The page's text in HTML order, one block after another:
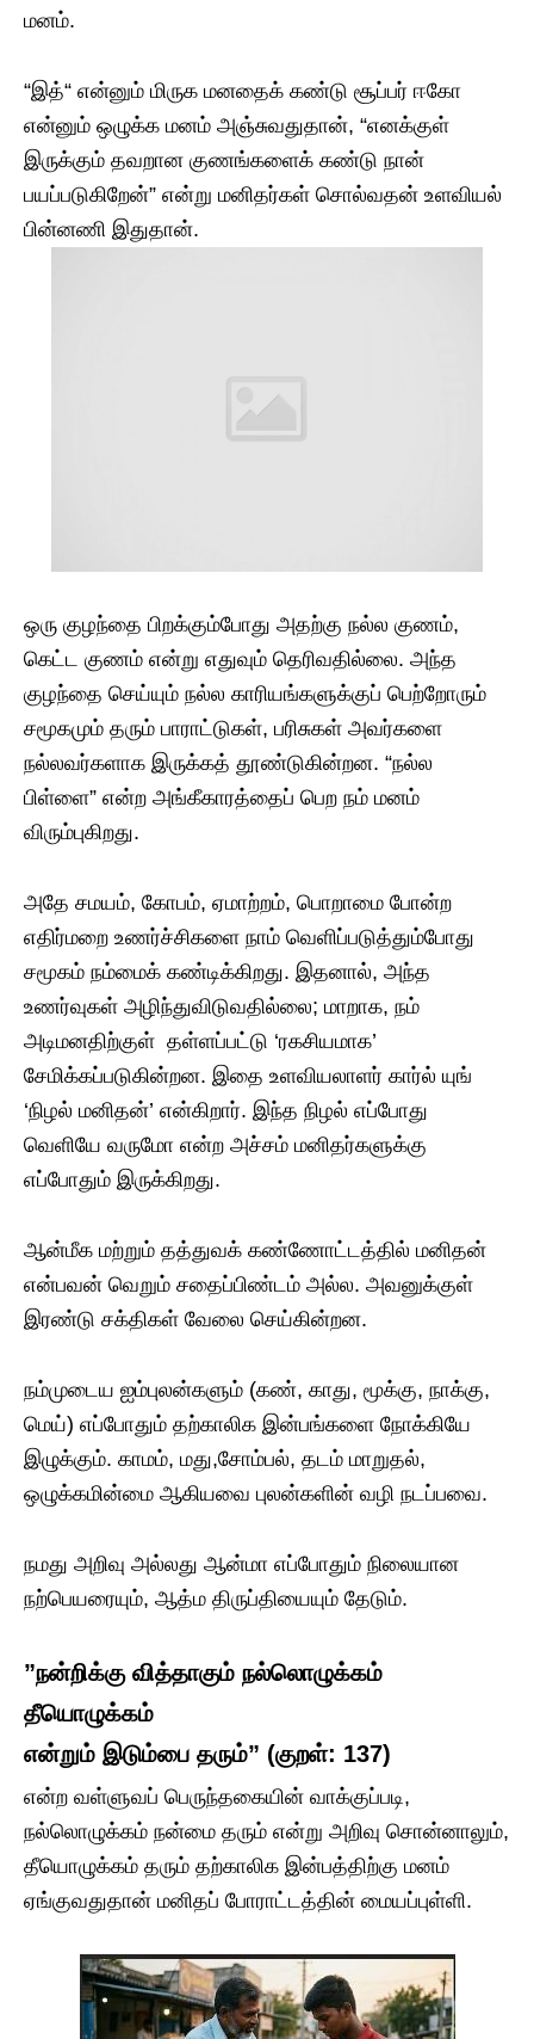
மனம்.
​“இத்“ என்னும் மிருக மனதைக் கண்டு சூப்பர் ஈகோ
என்னும் ஒழுக்க மனம் அஞ்சுவதுதான், “எனக்குள்
இருக்கும் தவறான குணங்களைக் கண்டு நான்
பயப்படுகிறேன்” என்று மனிதர்கள் சொல்வதன் உளவியல்
பின்னணி இதுதான்.
​ஒரு குழந்தை பிறக்கும்போது அதற்கு நல்ல குணம்,
கெட்ட குணம் என்று எதுவும் தெரிவதில்லை. அந்த
குழந்தை செய்யும் நல்ல காரியங்களுக்குப் பெற்றோரும்
சமூகமும் தரும் பாராட்டுகள், பரிசுகள் அவர்களை
நல்லவர்களாக இருக்கத் தூண்டுகின்றன. “நல்ல
பிள்ளை” என்ற அங்கீகாரத்தைப் பெற நம் மனம்
விரும்புகிறது.
அதே சமயம், கோபம், ஏமாற்றம், பொறாமை போன்ற
எதிர்மறை உணர்ச்சிகளை நாம் வெளிப்படுத்தும்போது
சமூகம் நம்மைக் கண்டிக்கிறது. இதனால், அந்த
உணர்வுகள் அழிந்துவிடுவதில்லை; மாறாக, நம்
அடிமனதிற்குள் தள்ளப்பட்டு ‘ரகசியமாக’
சேமிக்கப்படுகின்றன. இதை உளவியலாளர் கார்ல் யுங்
‘நிழல் மனிதன்’ என்கிறார். இந்த நிழல் எப்போது
வெளியே வருமோ என்ற அச்சம் மனிதர்களுக்கு
எப்போதும் இருக்கிறது.
​ஆன்மீக மற்றும் தத்துவக் கண்ணோட்டத்தில் மனிதன்
என்பவன் வெறும் சதைப்பிண்டம் அல்ல. அவனுக்குள்
இரண்டு சக்திகள் வேலை செய்கின்றன.
நம்முடைய ஐம்புலன்களும் (கண், காது, மூக்கு, நாக்கு,
மெய்) எப்போதும் தற்காலிக இன்பங்களை நோக்கியே
இழுக்கும். காமம், மது,சோம்பல், தடம் மாறுதல்,
ஒழுக்கமின்மை ஆகியவை புலன்களின் வழி நடப்பவை.
நமது அறிவு அல்லது ஆன்மா எப்போதும் நிலையான
நற்பெயரையும், ஆத்ம திருப்தியையும் தேடும்.
​”நன்றிக்கு வித்தாகும் நல்லொழுக்கம்
தீயொழுக்கம்
என்றும் இடும்பை தரும்” (குறள்: 137)
​என்ற வள்ளுவப் பெருந்தகையின் வாக்குப்படி,
நல்லொழுக்கம் நன்மை தரும் என்று அறிவு சொன்னாலும்,
தீயொழுக்கம் தரும் தற்காலிக இன்பத்திற்கு மனம்
ஏங்குவதுதான் மனிதப் போராட்டத்தின் மையப்புள்ளி.